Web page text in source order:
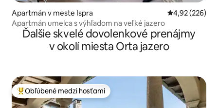
Apartmán v meste Ispra Priemerné
4,92 (226)
Apartmán umelca s výhľadom na veľké jazero
Ďalšie skvelé dovolenkové prenájmy
v okolí miesta Orta jazero
Najobľúbenejšie medzi hosťami
Obľúbené medzi hosťami